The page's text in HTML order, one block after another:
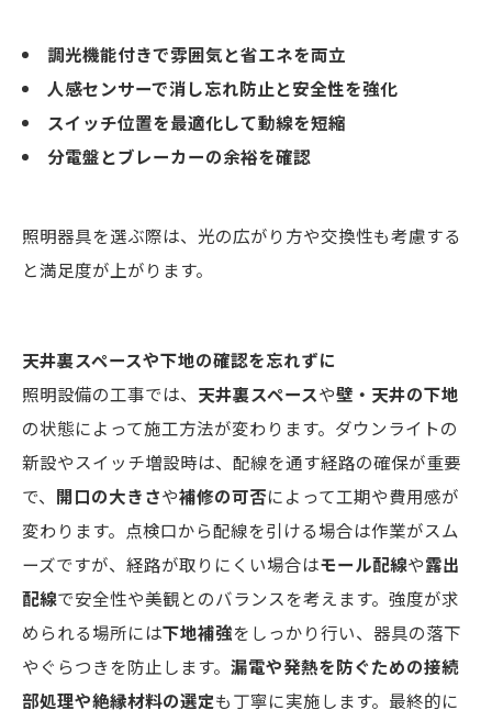
調光機能付きで雰囲気と省エネを両立
人感センサーで消し忘れ防止と安全性を強化
スイッチ位置を最適化して動線を短縮
分電盤とブレーカーの余裕を確認
照明器具を選ぶ際は、光の広がり方や交換性も考慮する
と満足度が上がります。
天井裏スペースや下地の確認を忘れずに
照明設備の工事では、 天井裏スペースや壁・天井の下地
の状態によって施工方法が変わります。ダウンライトの
新設やスイッチ増設時は、配線を通す経路の確保が重要
で、 開口の大きさや補修の可否によって工期や費用感が
変わります。点検口から配線を引ける場合は作業がスム
ーズですが、経路が取りにくい場合はモール配線や露出
配線で安全性や美観とのバランスを考えます。強度が求
められる場所には下地補強をしっかり行い、器具の落下
やぐらつきを防止します。 漏電や発熱を防ぐための接続
部処理や絶縁材料の選定も丁寧に実施します。最終的に